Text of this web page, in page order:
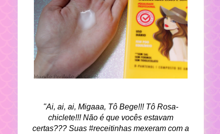
"Ai, ai, ai, Migaaa, Tô Bege!!! Tô Rosa-
chiclete!!! Não é que vocês estavam
certas??? Suas #receitinhas mexeram com a